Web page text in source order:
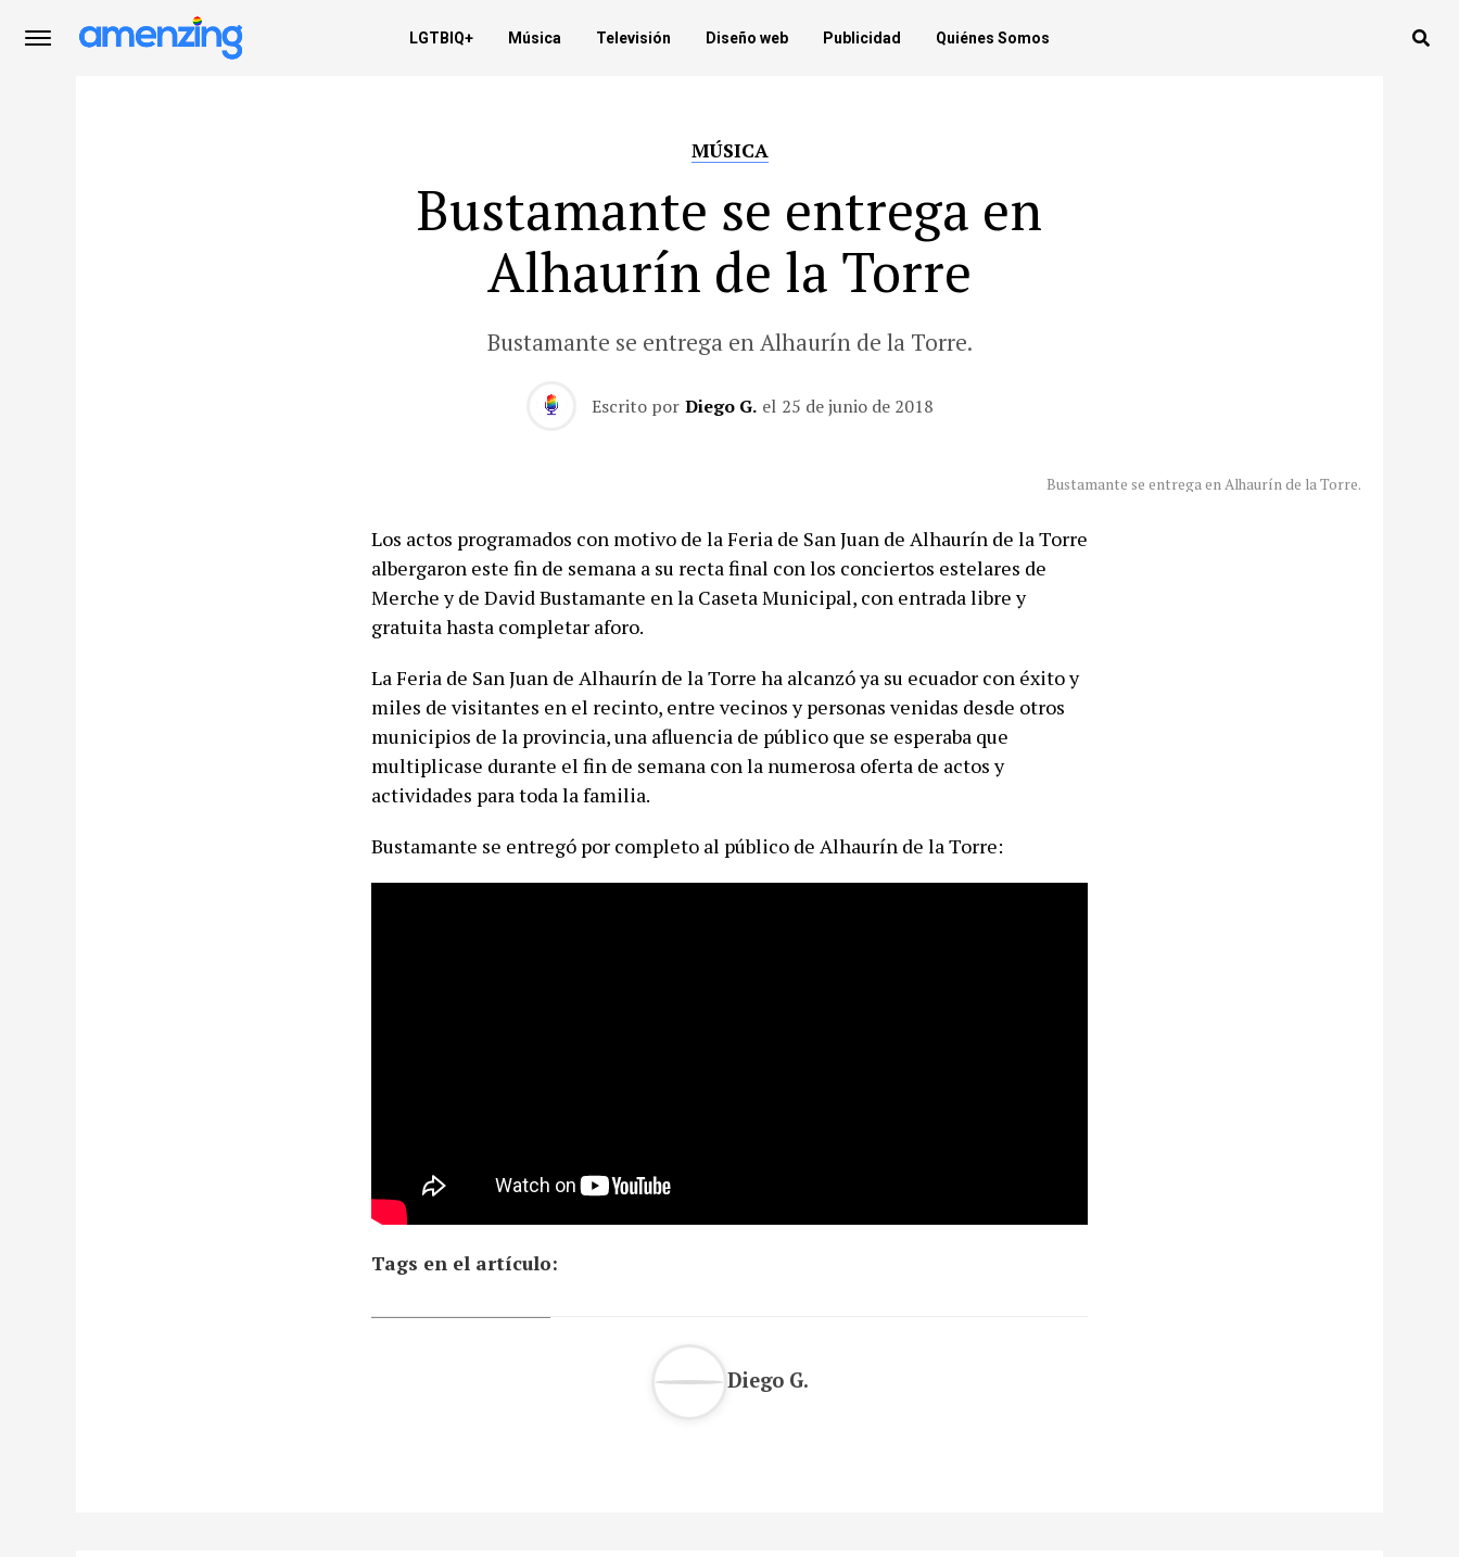
LGTBIQ+ Música Televisión Diseño web Publicidad Quiénes Somos
MÚSICA
Bustamante se entrega en
Alhaurín de la Torre
Bustamante se entrega en Alhaurín de la Torre.
Escrito por Diego G. el 25 de junio de 2018
Bustamante se entrega en Alhaurín de la Torre.
Los actos programados con motivo de la Feria de San Juan de Alhaurín de la Torre
albergaron este fin de semana a su recta final con los conciertos estelares de
Merche y de David Bustamante en la Caseta Municipal, con entrada libre y
gratuita hasta completar aforo.
La Feria de San Juan de Alhaurín de la Torre ha alcanzó ya su ecuador con éxito y
miles de visitantes en el recinto, entre vecinos y personas venidas desde otros
municipios de la provincia, una afluencia de público que se esperaba que
multiplicase durante el fin de semana con la numerosa oferta de actos y
actividades para toda la familia.
Bustamante se entregó por completo al público de Alhaurín de la Torre:
Tags en el artículo:
Diego G.